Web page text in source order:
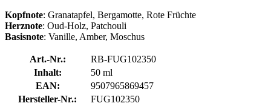
Kopfnote: Granatapfel, Bergamotte, Rote Früchte
Herznote: Oud-Holz, Patchouli
Basisnote: Vanille, Amber, Moschus
Art.-Nr.:
RB-FUG102350
Inhalt:
50 ml
EAN:
9507965869457
Hersteller-Nr.:
FUG102350